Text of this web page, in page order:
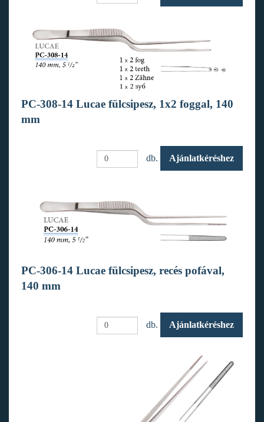
PC-308-14 Lucae fülcsipesz, 1x2 foggal, 140
mm
db. Ajánlatkéréshez
PC-306-14 Lucae fülcsipesz, recés pofával,
140 mm
db. Ajánlatkéréshez